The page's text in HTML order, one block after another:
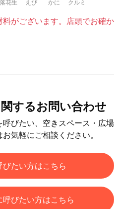
落花生 えび かに クルミ
がございます。店頭でお確か
するお問い合わせ
びたい、空きスペース・広場
気軽にご相談ください。
たい方はこちら
びたい方はこちら